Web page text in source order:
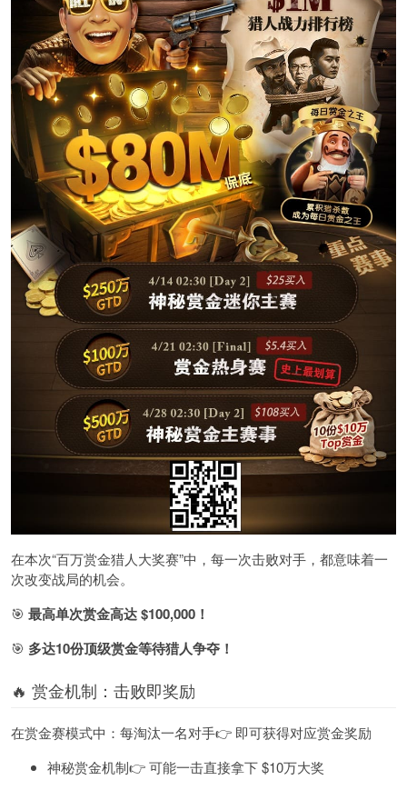
在本次“百万赏金猎人大奖赛”中，每一次击败对手，都意味着一
次改变战局的机会。
🎯 最高单次赏金高达 $100,000！
🎯 多达10份顶级赏金等待猎人争夺！
🔥 赏金机制：击败即奖励
在赏金赛模式中：每淘汰一名对手👉 即可获得对应赏金奖励
神秘赏金机制👉 可能一击直接拿下 $10万大奖